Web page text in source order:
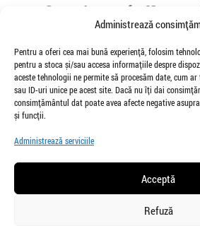
Administrează
Pentru a oferi cea mai bună experiență, folosim
pentru a stoca și/sau accesa informațiile despre
aceste tehnologii ne permite să procesăm date, cum
sau ID-uri unice pe acest site. Dacă nu îți dai
consimțământul dat poate avea afecte negative
și funcții.
Administrează serviciile
Acceptă
Refuză
Space Agency for
to the Origins of the
Modulab @POINT
de Veioza Arte
Stefan Tiron is an artist living
between Bucharest and Berlin.